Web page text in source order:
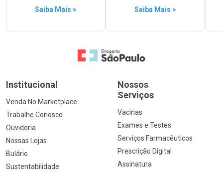
Saiba Mais > Saiba Mais >
Ir para a Home
Institucional
Venda No Marketplace
Trabalhe Conosco
Ouvidoria
Nossas Lojas
Bulário
Sustentabilidade
Nossos
Serviços
Vacinas
Exames e Testes
Serviços Farmacêuticos
Prescrição Digital
Assinatura